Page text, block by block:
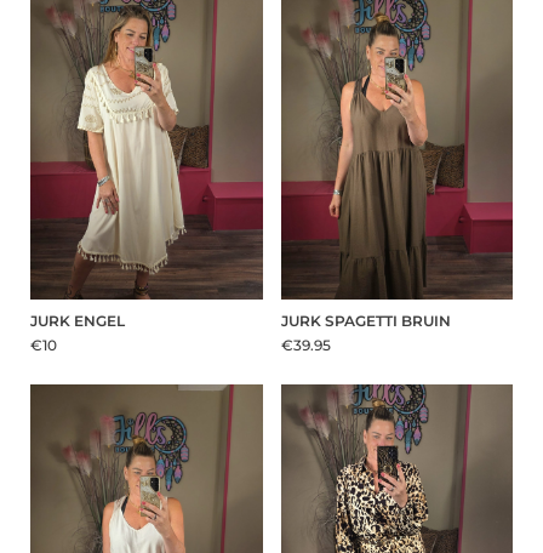
JURK ENGEL
€10
JURK SPAGETTI BRUIN
€39.95